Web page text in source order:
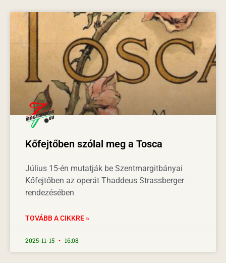
Kőfejtőben szólal meg a Tosca
Július 15-én mutatják be Szentmargitbányai
Kőfejtőben az operát Thaddeus Strassberger
rendezésében
TOVÁBB A CIKKRE »
2025-11-15 16:08